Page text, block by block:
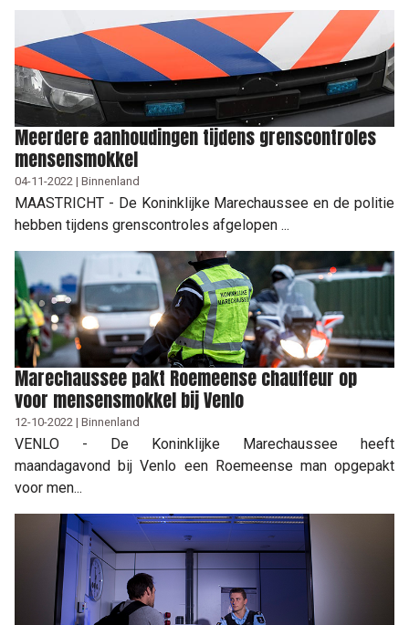
Meerdere aanhoudingen tijdens grenscontroles
mensensmokkel
04-11-2022 | Binnenland
MAASTRICHT - De Koninklijke Marechaussee en de politie
hebben tijdens grenscontroles afgelopen ...
Marechaussee pakt Roemeense chauffeur op
voor mensensmokkel bij Venlo
12-10-2022 | Binnenland
VENLO - De Koninklijke Marechaussee heeft
maandagavond bij Venlo een Roemeense man opgepakt
voor men...